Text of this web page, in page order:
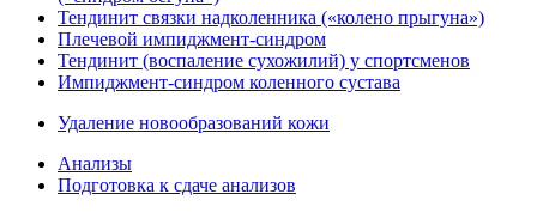
Тендинит связки надколенника («колено прыгуна»)
Плечевой импиджмент-синдром
Тендинит (воспаление сухожилий) у спортсменов
Импиджмент-синдром коленного сустава
Удаление новообразований кожи
Анализы
Подготовка к сдаче анализов